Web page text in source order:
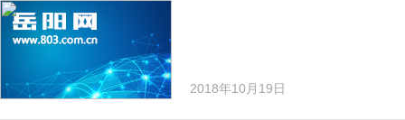
2018年10月19日